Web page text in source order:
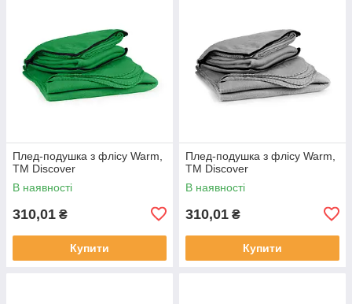
Плед-подушка з флісу Warm,
TM Discover
В наявності
310,01 ₴
Купити
Плед-подушка з флісу Warm,
TM Discover
В наявності
310,01 ₴
Купити